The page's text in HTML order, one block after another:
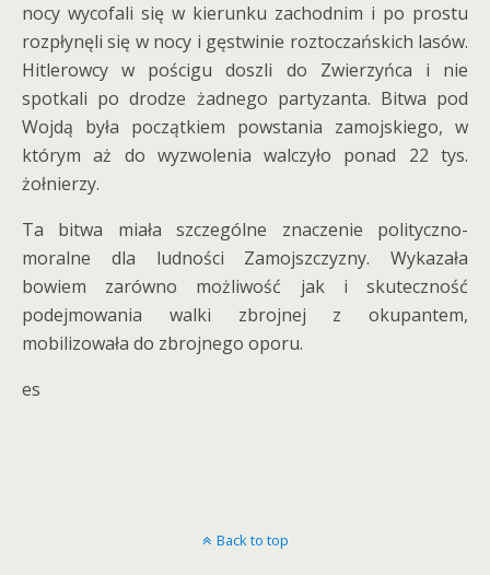
nocy wycofali się w kierunku zachodnim i po prostu
rozpłynęli się w nocy i gęstwinie roztoczańskich lasów.
Hitlerowcy w pościgu doszli do Zwierzyńca i nie
spotkali po drodze żadnego partyzanta. Bitwa pod
Wojdą była początkiem powstania zamojskiego, w
którym aż do wyzwolenia walczyło ponad 22 tys.
żołnierzy.
Ta bitwa miała szczególne znaczenie polityczno-
moralne dla ludności Zamojszczyzny. Wykazała
bowiem zarówno możliwość jak i skuteczność
podejmowania walki zbrojnej z okupantem,
mobilizowała do zbrojnego oporu.
es
Back to top